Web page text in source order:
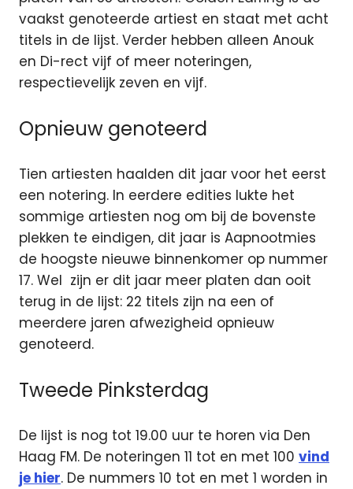
vaakst genoteerde artiest en staat met acht
titels in de lijst. Verder hebben alleen Anouk
en Di-rect vijf of meer noteringen,
respectievelijk zeven en vijf.
Opnieuw genoteerd
Tien artiesten haalden dit jaar voor het eerst
een notering. In eerdere edities lukte het
sommige artiesten nog om bij de bovenste
plekken te eindigen, dit jaar is Aapnootmies
de hoogste nieuwe binnenkomer op nummer
17. Wel zijn er dit jaar meer platen dan ooit
terug in de lijst: 22 titels zijn na een of
meerdere jaren afwezigheid opnieuw
genoteerd.
Tweede Pinksterdag
De lijst is nog tot 19.00 uur te horen via Den
Haag FM. De noteringen 11 tot en met 100 vind
je hier. De nummers 10 tot en met 1 worden in